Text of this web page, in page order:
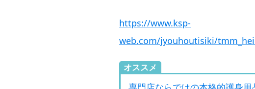
https://www.ksp-
web.com/jyouhoutisiki/
オススメ